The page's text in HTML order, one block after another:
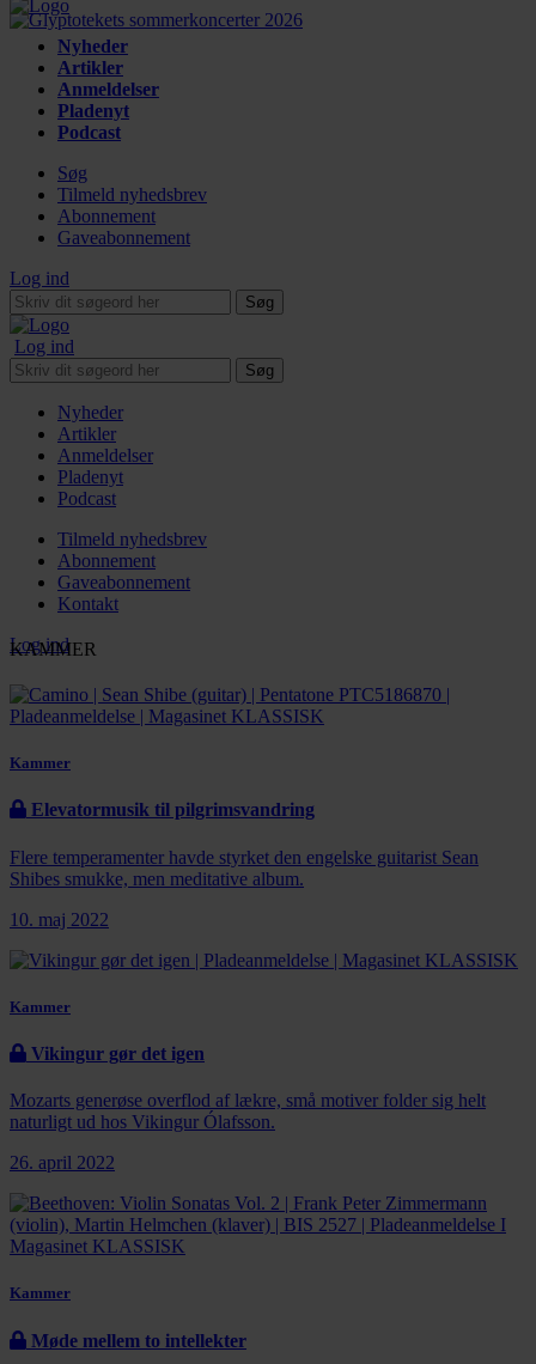
Nyheder
Artikler
Anmeldelser
Pladenyt
Podcast
Søg
Tilmeld nyhedsbrev
Abonnement
Gaveabonnement
Log ind
Søg
Log ind
Søg
Nyheder
Artikler
Anmeldelser
Pladenyt
Podcast
Tilmeld nyhedsbrev
Abonnement
Gaveabonnement
Kontakt
Log ind
KAMMER
Kammer
Elevatormusik til pilgrimsvandring
Flere temperamenter havde styrket den engelske guitarist Sean
Shibes smukke, men meditative album.
10. maj 2022
Kammer
Vikingur gør det igen
Mozarts generøse overflod af lækre, små motiver folder sig helt
naturligt ud hos Vikingur Ólafsson.
26. april 2022
Kammer
Møde mellem to intellekter